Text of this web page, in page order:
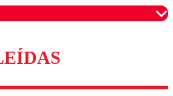
son moderados para garantizar un
diálogo respetuoso.